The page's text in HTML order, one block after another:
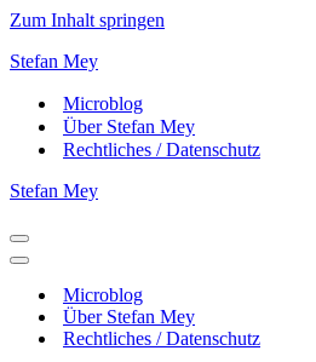
Zum Inhalt springen
Stefan Mey
Microblog
Über Stefan Mey
Rechtliches / Datenschutz
Stefan Mey
Navigationsmenü
Navigationsmenü
Microblog
Über Stefan Mey
Rechtliches / Datenschutz